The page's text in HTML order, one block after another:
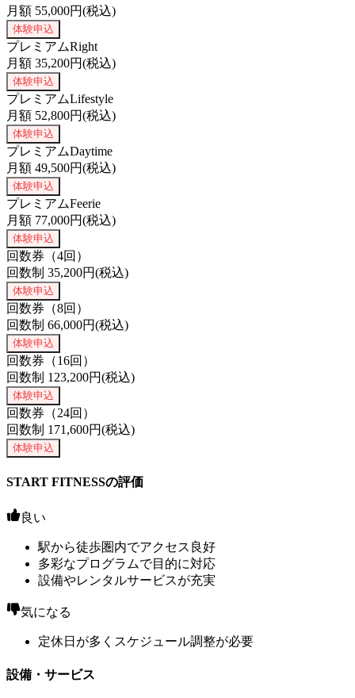
月額 55,000円(税込)
体験申込
プレミアムRight
月額 35,200円(税込)
体験申込
プレミアムLifestyle
月額 52,800円(税込)
体験申込
プレミアムDaytime
月額 49,500円(税込)
体験申込
プレミアムFeerie
月額 77,000円(税込)
体験申込
回数券（4回）
回数制 35,200円(税込)
体験申込
回数券（8回）
回数制 66,000円(税込)
体験申込
回数券（16回）
回数制 123,200円(税込)
体験申込
回数券（24回）
回数制 171,600円(税込)
体験申込
START FITNESSの評価
良い
駅から徒歩圏内でアクセス良好
多彩なプログラムで目的に対応
設備やレンタルサービスが充実
気になる
定休日が多くスケジュール調整が必要
設備・サービス